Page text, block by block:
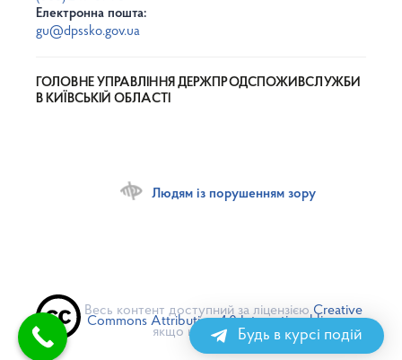
Електронна пошта:
gu@dpssko.gov.ua
ГОЛОВНЕ УПРАВЛІННЯ ДЕРЖПРОДСПОЖИВСЛУЖБИ
В КИЇВСЬКІЙ ОБЛАСТІ
Людям із порушенням зору
Весь контент доступний за ліцензією Creative
Commons Attribution 4.0 International license,
якщо не зазначено іншеБудь в курсі подій